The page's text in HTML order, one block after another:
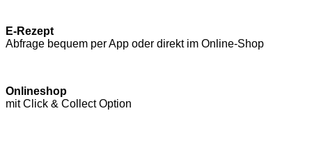
E-Rezept
Abfrage bequem per App oder direkt im Online-Shop
Onlineshop
mit Click & Collect Option